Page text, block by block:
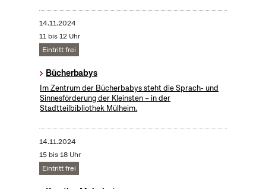
14.11.2024
11 bis 12 Uhr
Eintritt frei
Bücherbabys
Im Zentrum der Bücherbabys steht die Sprach- und
Sinnesförderung der Kleinsten – in der
Stadtteilbibliothek Mülheim.
14.11.2024
15 bis 18 Uhr
Eintritt frei